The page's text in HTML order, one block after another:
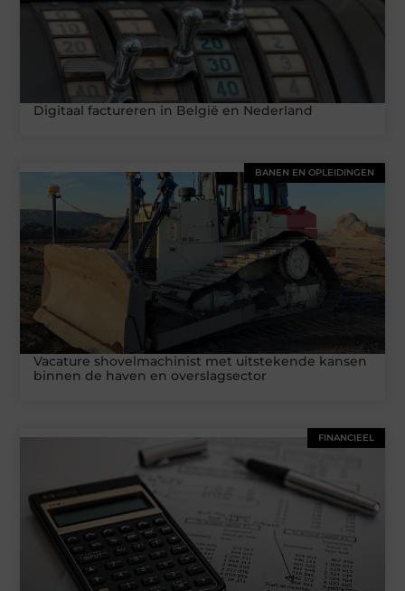
Digitaal factureren in België en Nederland
BANEN EN OPLEIDINGEN
Vacature shovelmachinist met uitstekende kansen
binnen de haven en overslagsector
FINANCIEEL